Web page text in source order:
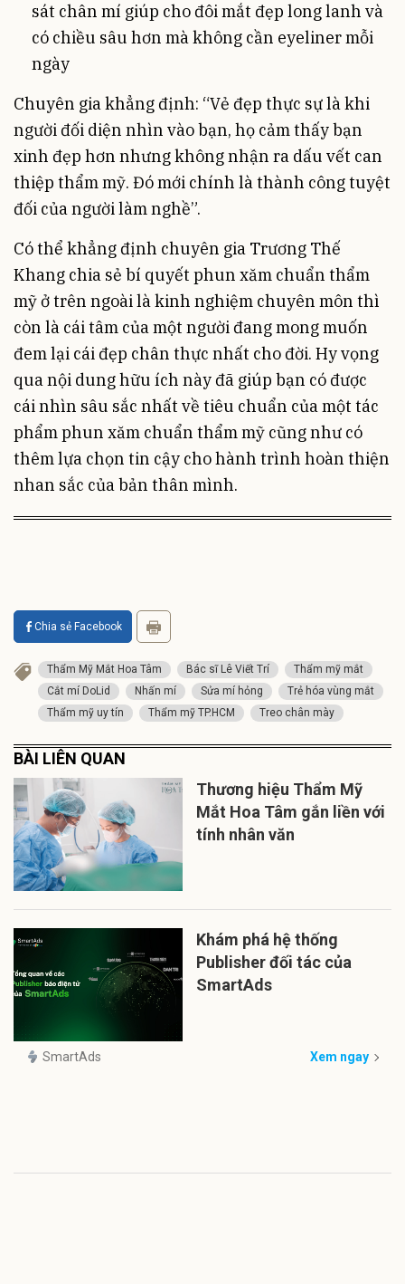
sát chân mí giúp cho đôi mắt đẹp long lanh và
có chiều sâu hơn mà không cần eyeliner mỗi
ngày
Chuyên gia khẳng định: “Vẻ đẹp thực sự là khi
người đối diện nhìn vào bạn, họ cảm thấy bạn
xinh đẹp hơn nhưng không nhận ra dấu vết can
thiệp thẩm mỹ. Đó mới chính là thành công tuyệt
đối của người làm nghề”.
Có thể khẳng định chuyên gia Trương Thế
Khang chia sẻ bí quyết phun xăm chuẩn thẩm
mỹ ở trên ngoài là kinh nghiệm chuyên môn thì
còn là cái tâm của một người đang mong muốn
đem lại cái đẹp chân thực nhất cho đời. Hy vọng
qua nội dung hữu ích này đã giúp bạn có được
cái nhìn sâu sắc nhất về tiêu chuẩn của một tác
phẩm phun xăm chuẩn thẩm mỹ cũng như có
thêm lựa chọn tin cậy cho hành trình hoàn thiện
nhan sắc của bản thân mình.
Chia sẻ Facebook
Thẩm Mỹ Mắt Hoa Tâm Bác sĩ Lê Viết Trí
Thẩm mỹ mắt
Cắt mí DoLid
Nhấn mí Sửa mí hỏng
Trẻ hóa vùng mắt
Thẩm mỹ uy tín
Thẩm mỹ TP.HCM Treo chân mày
BÀI LIÊN QUAN
Thương hiệu Thẩm Mỹ
Mắt Hoa Tâm gắn liền với
tính nhân văn
Khám phá hệ thống
Publisher đối tác của
SmartAds
SmartAds Xem ngay